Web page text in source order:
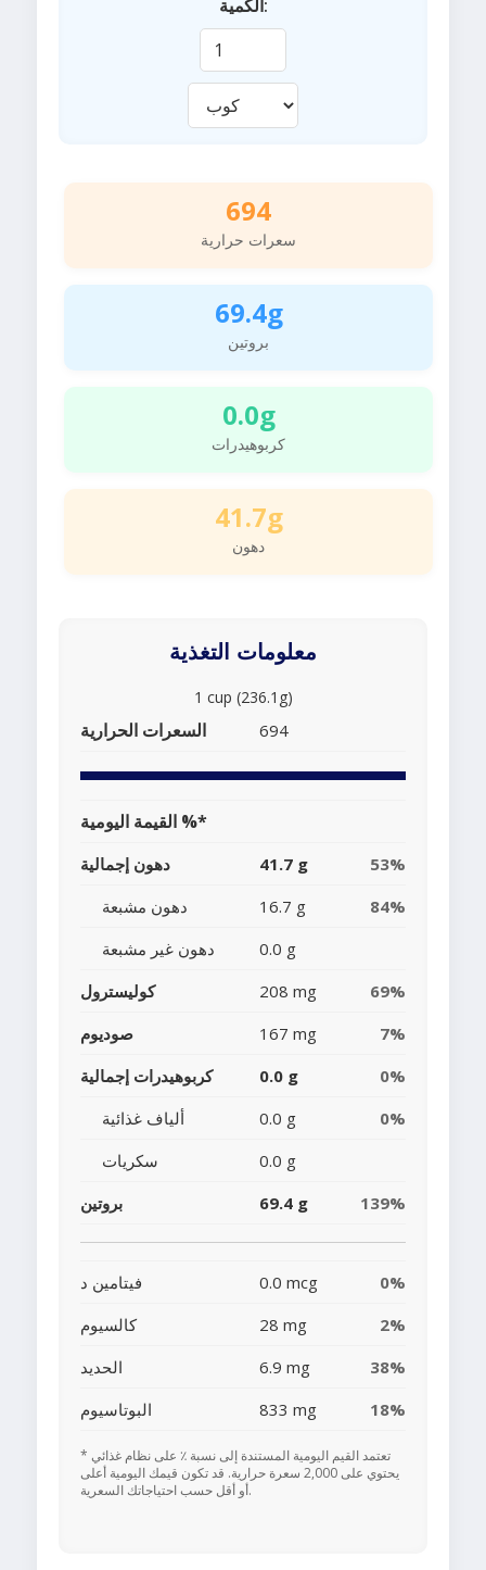
الكمية:
694
سعرات حرارية
69.4g
بروتين
0.0g
كربوهيدرات
41.7g
دهون
معلومات التغذية
1 cup (236.1g)
السعرات الحرارية 694
القيمة اليومية %*
دهون إجمالية 41.7 g
53%
دهون مشبعة
16.7 g
84%
دهون غير مشبعة
0.0 g
كوليسترول
208 mg
69%
صوديوم
167 mg
7%
كربوهيدرات إجمالية
0.0 g
0%
ألياف غذائية
0.0 g
0%
سكريات
0.0 g
بروتين
69.4 g 139%
فيتامين د 0.0 mcg
0%
كالسيوم
28 mg
2%
الحديد
6.9 mg
38%
البوتاسيوم
833 mg 18%
* تعتمد القيم اليومية المستندة إلى نسبة ٪ على نظام غذائي
يحتوي على 2,000 سعرة حرارية. قد تكون قيمك اليومية أعلى
أو أقل حسب احتياجاتك السعرية.